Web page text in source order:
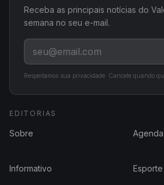
Receba as principais notícias do
semana no seu e-mail.
Respeitamos sua privacidade. Cancele quando
EDITORIAS
Sobre Agenda
Informativo Esporte